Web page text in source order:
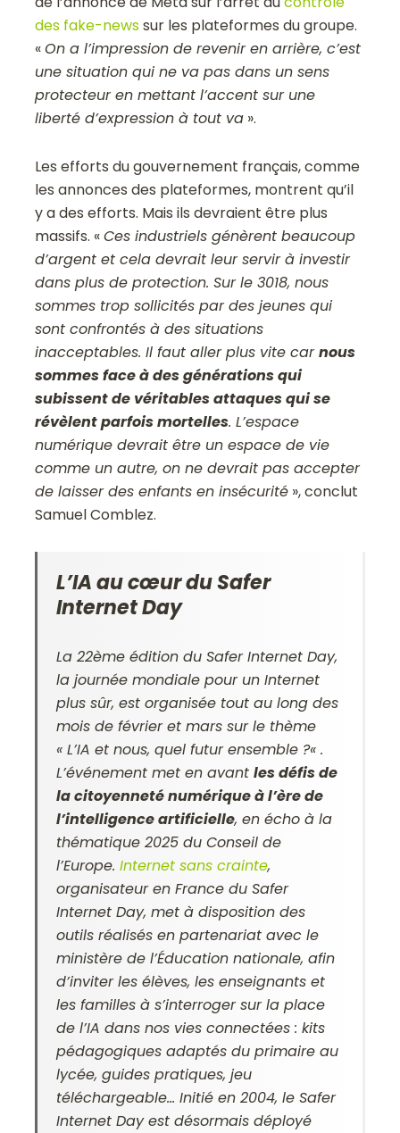
des fake-newssur les plateformes du groupe.
«On a l’impression de revenir en arrière, c’est
une situation qui ne va pas dans un sens
protecteur en mettant l’accent sur une
liberté d’expression à tout va ».
Les efforts du gouvernement français, comme
les annonces des plateformes, montrent qu’il
y a des efforts. Mais ils devraient être plus
massifs. «Ces industriels génèrent beaucoup
d’argent et cela devrait leur servir à investir
dans plus de protection. Sur le 3018, nous
sommes trop sollicités par des jeunes qui
sont confrontés à des situations
inacceptables. Il faut aller plus vite carnous
sommes face à des générations qui
subissent de véritables attaques qui se
révèlent parfois mortelles. L’espace
numérique devrait être un espace de vie
comme un autre, on ne devrait pas accepter
de laisser des enfants en insécurité », conclut
Samuel Comblez.
L’IA au cœur du Safer
Internet Day
La 22ème édition du Safer Internet Day,
la journée mondiale pour un Internet
plus sûr, est organisée tout au long des
mois de février et mars sur le thème
«L’IA et nous, quel futur ensemble ?« .
L’événement met en avantles défis de
la citoyenneté numérique à l’ère de
l’intelligence artificielle, en écho à la
thématique 2025 du Conseil de
l’Europe.Internet sans crainte,
organisateur en France du Safer
Internet Day, met à disposition des
outils réalisés en partenariat avec le
ministère de l’Éducation nationale, afin
d’inviter les élèves, les enseignants et
les familles à s’interroger sur la place
de l’IA dans nos vies connectées : kits
pédagogiques adaptés du primaire au
lycée, guides pratiques, jeu
téléchargeable… Initié en 2004, le Safer
Internet Day est désormais déployé